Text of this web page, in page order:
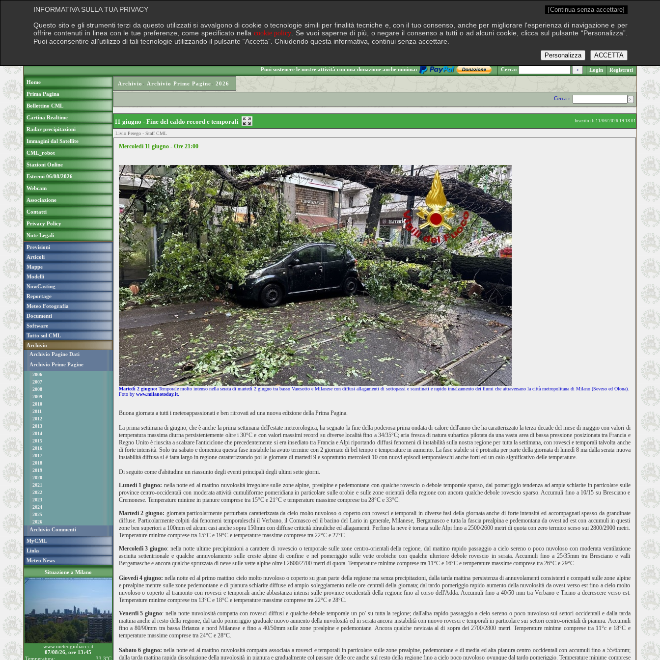
.: Venerdì 7 agosto 2026
Puoi sostenere le nostre attività con una donazione anche minima: Cerca: Login Registrati
Home
Prima Pagina
Bollettino CML
Cartina Realtime
Radar precipitazioni
Immagini dal Satellite
CML_robot
Stazioni Online
Estremi 06/08/2026
Webcam
Associazione
Contatti
Privacy Policy
Note Legali
Previsioni
Articoli
Mappe
Modelli
NowCasting
Reportage
Meteo Fotografia
Documenti
Software
Tutto sul CML
Archivio
Archivio Pagine Dati
Archivio Prime Pagine
2006
2007
2008
2009
2010
2011
2012
2013
2014
2015
2016
2017
2018
2019
2020
2021
2022
2023
2024
2025
2026
Archivio Commenti
MyCML
Links
Meteo News
Situazione a Milano
www.meteogiuliacci.it
07/08/26, ore 13:45
Temperatura:
33.3°C
Archivio › Archivio Prime Pagine› 2026
Cerca ›
11 giugno - Fine del caldo record e temporali Inserito il› 11/06/2026 19.18.01
Livio Perego - Staff CML
Mercoledì 11 giugno - Ore 21:00
Martedì 2 giugno: Temporale molto intenso nella serata di martedì 2 giugno tra basso Varesotto e Milanese con diffusi allagamenti di sottopassi e scantinati e rapido innalzamento dei fiumi che attraversano la città metropolitana di Milano (Seveso ed Olona).
Foto by www.milanotoday.it.
Buona giornata a tutti i meteoappassionati e ben ritrovati ad una nuova edizione della Prima Pagina.
La prima settimana di giugno, che è anche la prima settimana dell'estate meteorologica, ha segnato la fine della poderosa prima ondata di calore dell'anno che ha caratterizzato la terza decade del mese di maggio con valori di
temperatura massima diurna persistentemente oltre i 30°C e con valori massimi record su diverse località fino a 34/35°C; aria fresca di natura subartica pilotata da una vasta area di bassa pressione posizionata tra Francia e
Regno Unito è riuscita a scalzare l'anticiclone che precedentemente si era insediato tra Francia e Alpi riportando diffusi fenomeni di instabilità sulla nostra regione per tutta la settimana, con rovesci e temporali talvolta anche
di forte intensità. Solo tra sabato e domenica questa fase instabile ha avuto termine con 2 giornate di bel tempo e temperature in aumento. La fase stabile si è protratta per parte della giornata di lunedì 8 ma dalla serata nuova
instabilità diffusa si è fatta largo in regione caratterizzando poi le giornate di martedì 9 e soprattutto mercoledì 10 con nuovi episodi temporaleschi anche forti ed un calo significativo delle temperature.
Di seguito come d'abitudine un riassunto degli eventi principali degli ultimi sette giorni.
Lunedì 1 giugno: nella notte ed al mattino nuvolosità irregolare sulle zone alpine, prealpine e pedemontane con qualche rovescio o debole temporale sparso, dal pomeriggio tendenza ad ampie schiarite in particolare sulle
province centro-occidentali con moderata attività cumuliforme pomeridiana in particolare sulle orobie e sulle zone orientali della regione con ancora qualche debole rovescio sparso. Accumuli fino a 10/15 su Bresciano e
Cremonese. Temperature minime in pianure comprese tra 15°C e 21°C e temperature massime comprese tra 28°C e 33°C.
Martedì 2 giugno: giornata particolarmente perturbata caratterizzata da cielo molto nuvoloso o coperto con rovesci e temporali in diverse fasi della giornata anche di forte intensità ed accompagnati spesso da grandinate
diffuse. Particolarmente colpiti dai fenomeni temporaleschi il Verbano, il Comasco ed il bacino del Lario in generale, Milanese, Bergamasco e tutta la fascia prealpina e pedemontana da ovest ad est con accumuli in questi
zone ben superiori a 100mm ed alcuni casi anche sopra 150mm con diffuse criticità idrauliche ed allagamenti. Perfino la neve è tornata sulle Alpi fino a 2500/2600 metri di quota con zero termico sceso sui 2800/2900 metri.
Temperature minime comprese tra 15°C e 19°C e temperature massime comprese tra 22°C e 27°C.
Mercoledì 3 giugno: nella notte ultime precipitazioni a carattere di rovescio o temporale sulle zone centro-orientali della regione, dal mattino rapido passaggio a cielo sereno o poco nuvoloso con moderata ventilazione
asciutta settentrionale e qualche annuvolamento sulle creste alpine di confine e nel pomeriggio sulle vette orobiche con qualche ulteriore debole rovescio in serata. Accumuli fino a 25/35mm tra Bresciano e valli
Bergamasche e ancora qualche spruzzata di neve sulle vette alpine oltre i 2600/2700 metri di quota. Temperature minime comprese tra 11°C e 16°C e temperature massime comprese tra 26°C e 29°C.
Giovedì 4 giugno: nella notte ed al primo mattino cielo molto nuvoloso o coperto su gran parte della regione ma senza precipitazioni, dalla tarda mattina persistenza di annuvolamenti consistenti e compatti sulle zone alpine
e prealpine mentre sulle zone pedemontane e di pianura schiarite diffuse ed ampio soleggiamento nelle ore centrali della giornata; dal tardo pomeriggio rapido aumento della nuvolosità da ovest verso est fino a cielo molto
nuvoloso o coperto al tramonto con rovesci e temporali anche abbastanza intensi sulle province occidentali della regione fino al corso dell'Adda. Accumuli fino a 40/50 mm tra Verbano e Ticino a decrescere verso est.
Temperature minime comprese tra 13°C e 18°C e temperature massime comprese tra 22°C e 28°C.
Venerdì 5 giugno: nella notte nuvolosità compatta con rovesci diffusi e qualche debole temporale un po' su tutta la regione; dall'alba rapido passaggio a cielo sereno o poco nuvoloso sui settori occidentali e dalla tarda
mattina anche al resto della regione; dal tardo pomeriggio graduale nuovo aumento della nuvolosità ed in serata ancora instabilità con nuovo rovesci e temporali in particolare sui settori centro-orientali di pianura. Accumuli
fino a 80/90mm tra bassa Brianza e nord Milanese e fino a 40/50mm sulle zone prealpine e pedemontane. Ancora qualche nevicata al di sopra dei 2700/2800 metri. Temperature minime comprese tra 11°c e 18°C e
temperature massime comprese tra 24°C e 28°C.
Sabato 6 giugno: nella notte ed al mattino nuvolosità compatta associata a rovesci e temporali in particolare sulle zone prealpine, pedemontane e di media ed alta pianura centro occidentali con accumuli fino a 55/65mm;
dalla tarda mattina rapida dissoluzione della nuvolosità in pianura e gradualmente col passare delle ore anche sul resto della regione fino a cielo poco nuvoloso ovunque dal tardo pomeriggio. Temperature minime comprese
INFORMATIVA SULLA TUA PRIVACY [Continua senza accettare]
Questo sito e gli strumenti terzi da questo utilizzati si avvalgono di cookie o tecnologie simili per finalità tecniche e, con il tuo consenso, anche per migliorare l'esperienza di navigazione e per
offrire contenuti in linea con le tue preferenze, come specificato nella cookie policy . Se vuoi saperne di più, o negare il consenso a tutti o ad alcuni cookie, clicca sul pulsante “Personalizza”.
Puoi acconsentire all'utilizzo di tali tecnologie utilizzando il pulsante “Accetta”. Chiudendo questa informativa, continui senza accettare.
ACCETTA
Personalizza